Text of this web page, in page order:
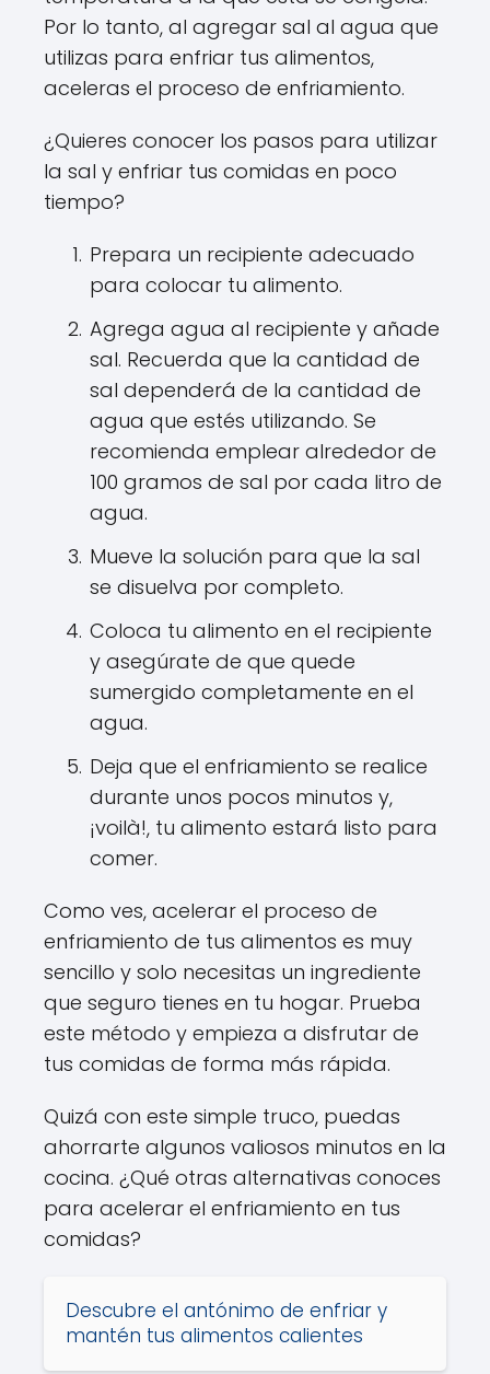
Por lo tanto, al agregar sal al agua que
utilizas para enfriar tus alimentos,
aceleras el proceso de enfriamiento.
¿Quieres conocer los pasos para utilizar
la sal y enfriar tus comidas en poco
tiempo?
Prepara un recipiente adecuado
para colocar tu alimento.
Agrega agua al recipiente y añade
sal. Recuerda que la cantidad de
sal dependerá de la cantidad de
agua que estés utilizando. Se
recomienda emplear alrededor de
100 gramos de sal por cada litro de
agua.
Mueve la solución para que la sal
se disuelva por completo.
Coloca tu alimento en el recipiente
y asegúrate de que quede
sumergido completamente en el
agua.
Deja que el enfriamiento se realice
durante unos pocos minutos y,
¡voilà!, tu alimento estará listo para
comer.
Como ves, acelerar el proceso de
enfriamiento de tus alimentos es muy
sencillo y solo necesitas un ingrediente
que seguro tienes en tu hogar. Prueba
este método y empieza a disfrutar de
tus comidas de forma más rápida.
Quizá con este simple truco, puedas
ahorrarte algunos valiosos minutos en la
cocina. ¿Qué otras alternativas conoces
para acelerar el enfriamiento en tus
comidas?
Descubre el antónimo de enfriar y
mantén tus alimentos calientes